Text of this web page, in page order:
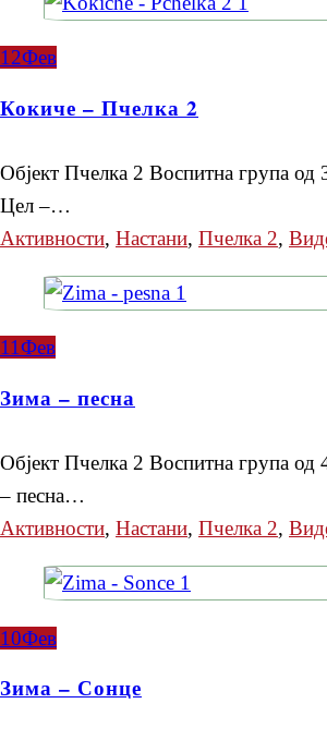
12Фев
Кокиче – Пчелка 2
Објект Пчелка 2 Воспитна група од
Цел –…
Активности, Настани, Пчелка 2,
11Фев
Зима – песна
Објект Пчелка 2 Воспитна група од
– песна…
Активности, Настани, Пчелка 2,
10Фев
Зима – Сонце